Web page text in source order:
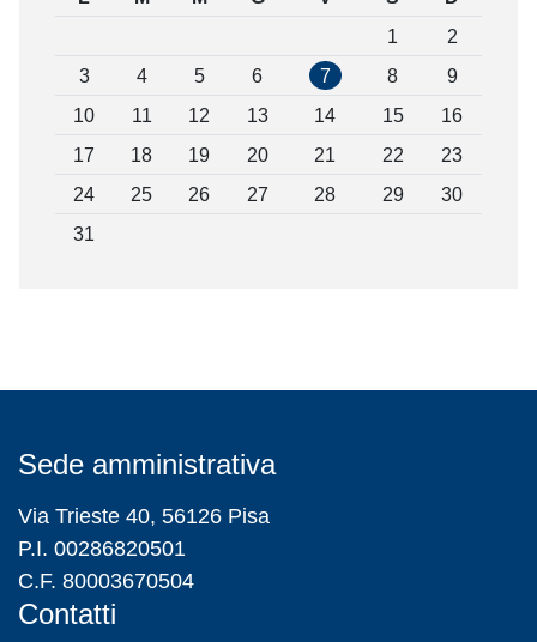
1
2
3
4 5 6 7 8
9
10
11 12 13 14 15
16
17
18 19 20 21 22
23
24
25 26 27 28 29
30
31
Sede amministrativa
Via Trieste 40, 56126 Pisa
P.I. 00286820501
C.F. 80003670504
Contatti